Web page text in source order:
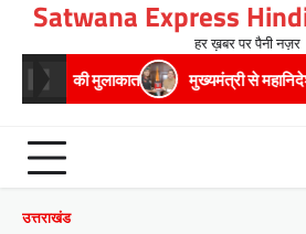
content
Satwana Express
हर ख़बर पर पैनी नज़र
मुख्यमंत्री से महानिदेशक एनसीसी ने
उत्तराखंड